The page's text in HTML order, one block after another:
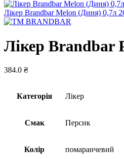
Лікер Brandbar Melon (Диня) 0,7л
Лікер Brandbar
384.0 ₴
Категорія Лікер
Смак Персик
Колір помаранчевий